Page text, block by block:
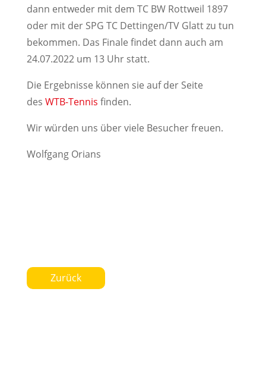
dann entweder mit dem TC BW Rottweil 1897
oder mit der SPG TC Dettingen/TV Glatt zu tun
bekommen. Das Finale findet dann auch am
24.07.2022 um 13 Uhr statt.
Die Ergebnisse können sie auf der Seite
des WTB-Tennis finden.
Wir würden uns über viele Besucher freuen.
Wolfgang Orians
Zurück